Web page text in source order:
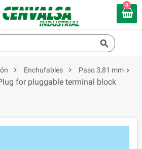
0

 Enchufables 
Paso 3,81 mm 
for pluggable terminal block